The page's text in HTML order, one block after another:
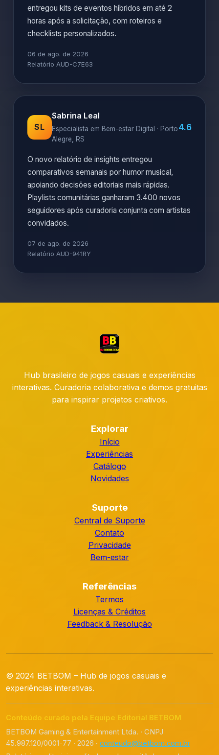
entregou kits de eventos híbridos em até 2
horas após a solicitação, com roteiros e
checklists personalizados.
06 de ago. de 2026
Relatório AUD-C7E63
SL
Sabrina Leal
Especialista em Bem-estar Digital · Porto
Alegre, RS
4.6
O novo relatório de insights entregou
comparativos semanais por humor musical,
apoiando decisões editoriais mais rápidas.
Playlists comunitárias ganharam 3.400 novos
seguidores após curadoria conjunta com artistas
convidados.
07 de ago. de 2026
Relatório AUD-941RY
Hub brasileiro de jogos casuais e experiências
interativas. Curadoria colaborativa e demos gratuitas
para inspirar projetos criativos.
Explorar
Início
Experiências
Catálogo
Novidades
Suporte
Central de Suporte
Contato
Privacidade
Bem-estar
Referências
Termos
Licenças & Créditos
Feedback & Resolução
© 2024 BETBOM – Hub de jogos casuais e
experiências interativas.
Conteúdo curado pela Equipe Editorial BETBOM
BETBOM Gaming & Entertainment Ltda. · CNPJ
45.987.120/0001-77 · 2026 · conteudo@betbom.com.br